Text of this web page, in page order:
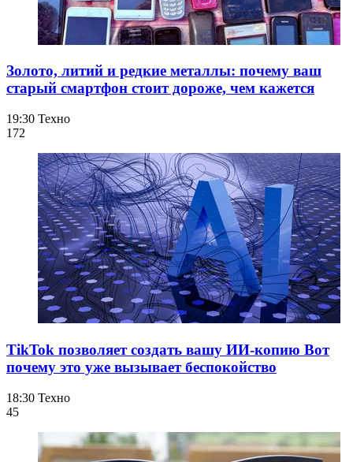
Золото, литий и редкие металлы: почему ваш
старый смартфон стоит дороже, чем кажется
19:30 Техно
172
TikTok позволяет создать вашу ИИ-копию Вот
почему это уже вызывает беспокойство
18:30 Техно
45